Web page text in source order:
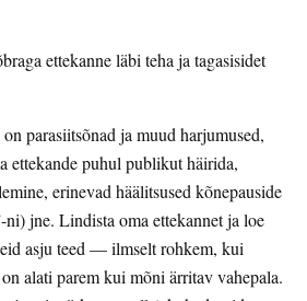
ettekanne läbi teha ja tagasisidet
parasiitsõnad ja muud harjumused,
ettekande puhul publikut häirida,
erinevad häälitsused kõnepauside
ni) jne. Lindista oma ettekannet ja loe
asju teed — ilmselt rohkem, kui
alati parem kui mõni ärritav vahepala.